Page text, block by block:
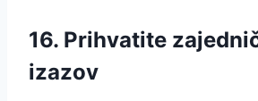
16. Prihvatite
izazov